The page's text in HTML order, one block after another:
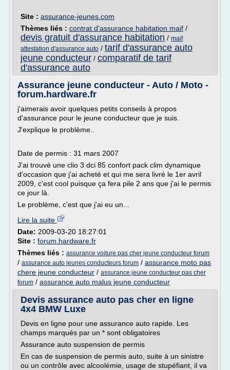
Site : assurance-jeunes.com
Thèmes liés : contrat d'assurance habitation maif /
devis gratuit d'assurance habitation / maif
attestation d'assurance auto / tarif d'assurance auto
jeune conducteur / comparatif de tarif
d'assurance auto
Assurance jeune conducteur - Auto / Moto -
forum.hardware.fr
j'aimerais avoir quelques petits conseils à propos
d'assurance pour le jeune conducteur que je suis.
J'explique le problème..
Date de permis : 31 mars 2007
J'ai trouvé une clio 3 dci 85 confort pack clim dynamique
d'occasion que j'ai acheté et qui me sera livré le 1er avril
2009, c'est cool puisque ça fera pile 2 ans que j'ai le permis
ce jour là.
Le problème, c'est que j'ai eu un...
Lire la suite
Date: 2009-03-20 18:27:01
Site : forum.hardware.fr
Thèmes liés : assurance voiture pas cher jeune conducteur forum
/ assurance auto jeunes conducteurs forum / assurance moto pas
chere jeune conducteur / assurance jeune conducteur pas cher
forum / assurance auto malus jeune conducteur
Devis assurance auto pas cher en ligne
4x4 BMW Luxe
Devis en ligne pour une assurance auto rapide. Les
champs marqués par un * sont obligatoires
Assurance auto suspension de permis
En cas de suspension de permis auto, suite à un sinistre
ou un contrôle avec alcoolémie, usage de stupéfiant, il va